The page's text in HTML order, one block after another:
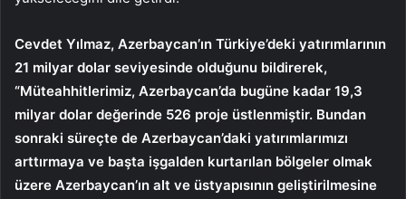
Cevdet Yılmaz, Azerbaycan’ın Türkiye’deki yatırımlarının
21 milyar dolar seviyesinde olduğunu bildirerek,
“Müteahhitlerimiz, Azerbaycan’da bugüne kadar 19,3
milyar dolar değerinde 526 proje üstlenmiştir. Bundan
sonraki süreçte de Azerbaycan’daki yatırımlarımızı
arttırmaya ve başta işgalden kurtarılan bölgeler olmak
üzere Azerbaycan’ın alt ve üstyapısının geliştirilmesine